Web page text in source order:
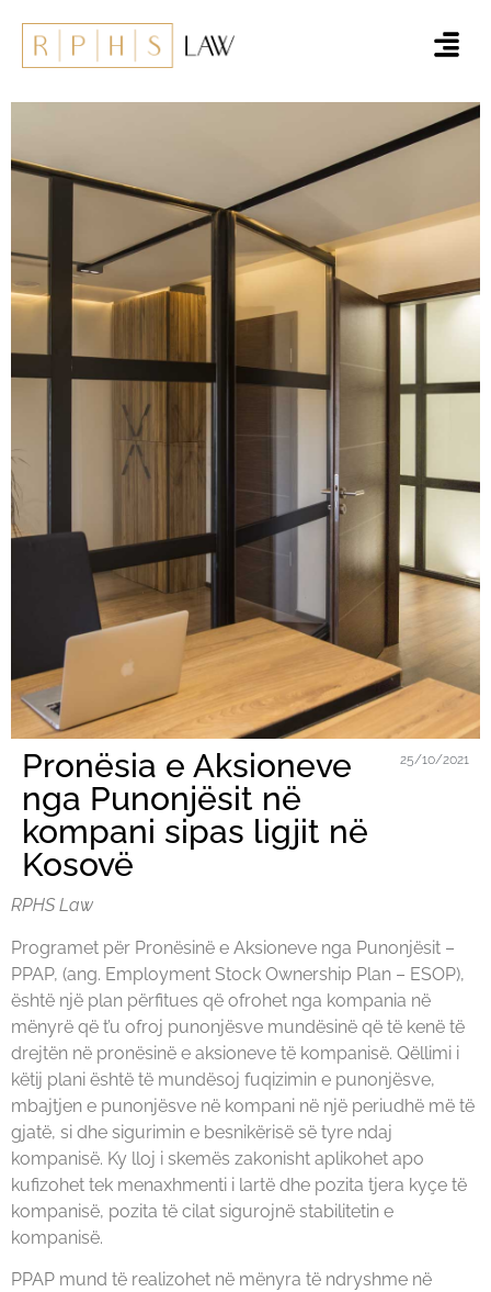
Pronësia e Aksioneve
nga Punonjësit në
kompani sipas ligjit në
Kosovë
25/10/2021
RPHS Law
Programet për Pronësinë e Aksioneve nga Punonjësit –
PPAP, (ang. Employment Stock Ownership Plan – ESOP),
është një plan përfitues që ofrohet nga kompania në
mënyrë që t’u ofroj punonjësve mundësinë që të kenë të
drejtën në pronësinë e aksioneve të kompanisë. Qëllimi i
këtij plani është të mundësoj fuqizimin e punonjësve,
mbajtjen e punonjësve në kompani në një periudhë më të
gjatë, si dhe sigurimin e besnikërisë së tyre ndaj
kompanisë. Ky lloj i skemës zakonisht aplikohet apo
kufizohet tek menaxhmenti i lartë dhe pozita tjera kyçe të
kompanisë, pozita të cilat sigurojnë stabilitetin e
kompanisë.
PPAP mund të realizohet në mënyra të ndryshme në